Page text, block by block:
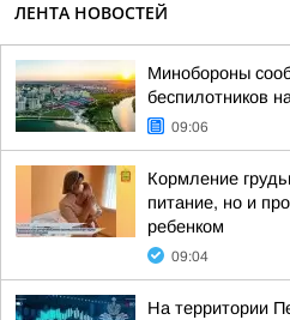
ЛЕНТА НОВОСТЕЙ
Минобороны
беспилотников
09:06
Кормление
питание, но и
ребенком
09:04
На территории